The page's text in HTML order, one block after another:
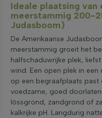
Ideale plaatsing van
meerstammig 200-
Judasboom)
De Amerikaanse
meerstammig groeit het
halfschaduwrijke plek,
wind. Een open plek in
op een begraafplaats
voedzame, goed
lössgrond, zandgrond of
kalkrijke pH. Langdurig